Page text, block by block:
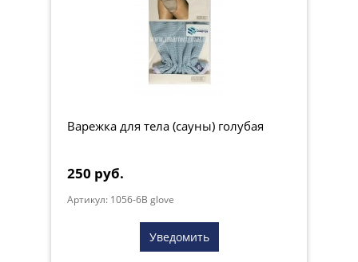
Варежка для тела (сауны) голубая
250 руб.
Артикул: 1056-6B glove
Уведомить